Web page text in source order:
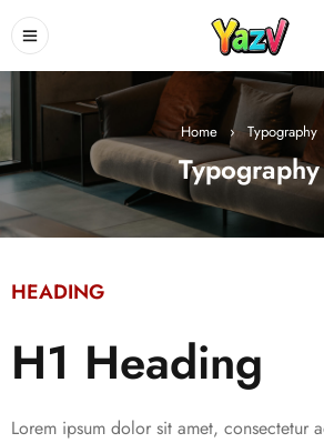
Home › Typography
Typography
HEADING
H1 Heading
Lorem ipsum dolor sit amet, consectetur